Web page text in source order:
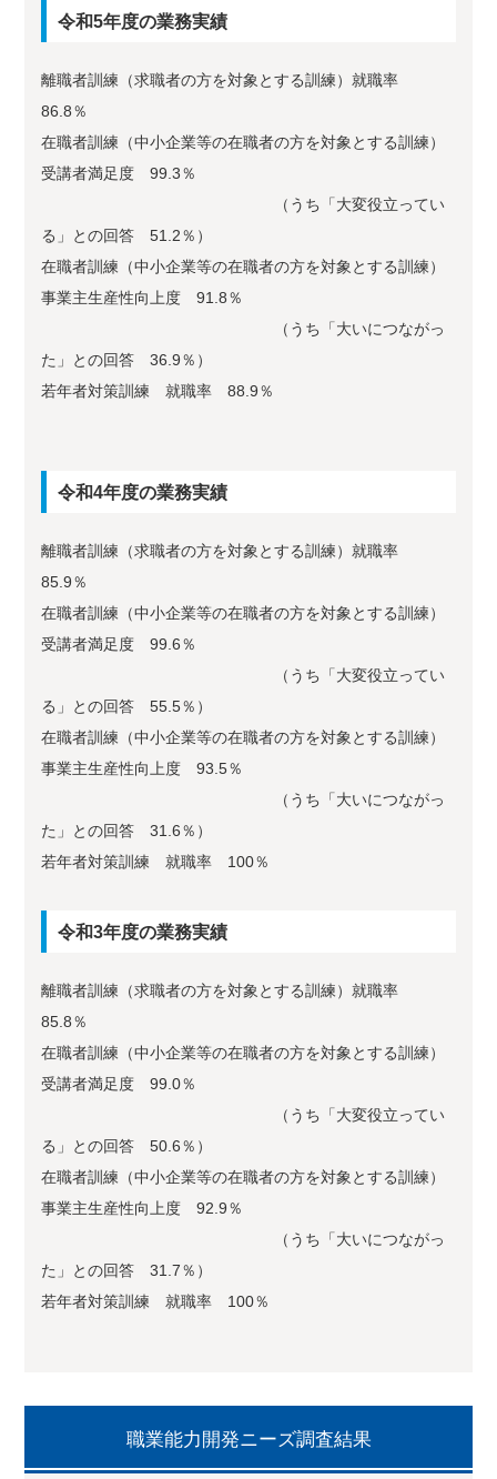
令和5年度の業務実績
離職者訓練（求職者の方を対象とする訓練）就職率
86.8％
在職者訓練（中小企業等の在職者の方を対象とする訓練）
受講者満足度 99.3％
（うち「大変役立ってい
る」との回答 51.2％）
在職者訓練（中小企業等の在職者の方を対象とする訓練）
事業主生産性向上度 91.8％
（うち「大いにつながっ
た」との回答 36.9％）
若年者対策訓練 就職率 88.9％
令和4年度の業務実績
離職者訓練（求職者の方を対象とする訓練）就職率
85.9％
在職者訓練（中小企業等の在職者の方を対象とする訓練）
受講者満足度 99.6％
（うち「大変役立ってい
る」との回答 55.5％）
在職者訓練（中小企業等の在職者の方を対象とする訓練）
事業主生産性向上度 93.5％
（うち「大いにつながっ
た」との回答 31.6％）
若年者対策訓練 就職率 100％
令和3年度の業務実績
離職者訓練（求職者の方を対象とする訓練）就職率
85.8％
在職者訓練（中小企業等の在職者の方を対象とする訓練）
受講者満足度 99.0％
（うち「大変役立ってい
る」との回答 50.6％）
在職者訓練（中小企業等の在職者の方を対象とする訓練）
事業主生産性向上度 92.9％
（うち「大いにつながっ
た」との回答 31.7％）
若年者対策訓練 就職率 100％
職業能力開発ニーズ調査結果